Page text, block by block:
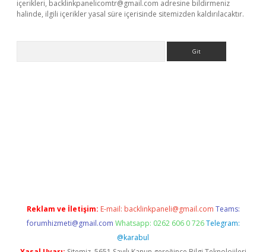
içerikleri, backlinkpanelicomtr@gmail.com adresine bildirmeniz
halinde, ilgili içerikler yasal süre içerisinde sitemizden kaldırılacaktır.
Reklam ve İletişim: E-mail: backlinkpaneli@gmail.com Teams:
forumhizmeti@gmail.com Whatsapp: 0262 606 0 726 Telegram:
@karabul